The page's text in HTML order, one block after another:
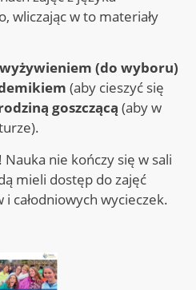
wliczając w to materiały
(do wyboru)
(aby cieszyć się
goszczącą (aby w
! Nauka nie kończy się w sali
mieli dostęp do zajęć
całodniowych wycieczek.